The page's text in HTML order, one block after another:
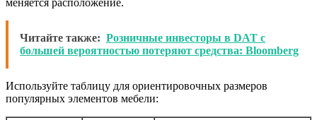
Читайте также: Розничные инвесторы в DAT с
большей вероятностью потеряют средства: Bloomberg
Используйте таблицу для ориентировочных размеров
популярных элементов мебели: